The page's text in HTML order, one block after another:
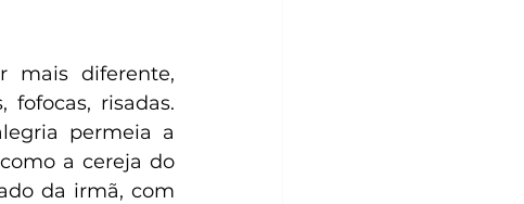
risadas.
permeia a
a cereja do
da irmã, com